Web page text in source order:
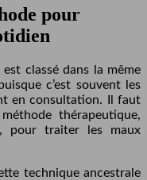
pour
classé dans la même
c’est souvent les
en consultation. Il faut
thérapeutique,
pour traiter les maux
technique ancestrale